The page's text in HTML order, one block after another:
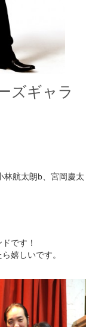
ズギャラ
林航太朗b、宮岡慶太
です！
嬉しいです。